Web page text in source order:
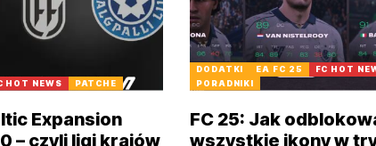
HOT NEWS PATCHE
Expansion
– czyli ligi krajów
DODATKI EA FC 25
FC HOT
PORADNIKI
FC 25: Jak
wszystkie ikony w